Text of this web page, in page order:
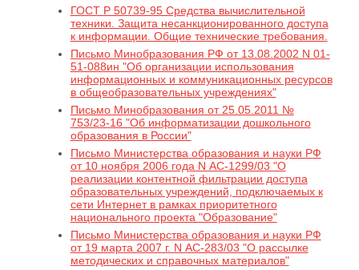
ГОСТ Р 50739-95 Средства вычислительной
техники. Защита несанкционированного доступа
к информации. Общие технические требования.
Письмо Минобразования РФ от 13.08.2002 N 01-
51-088ин "Об организации использования
информационных и коммуникационных ресурсов
в общеобразовательных учреждениях"
Письмо Минобразования от 25.05.2011 №
753/23-16 "Об информатизации дошкольного
образования в России"
Письмо Министерства образования и науки РФ
от 10 ноября 2006 года N АС-1299/03 "О
реализации контентной фильтрации доступа
образовательных учреждений, подключаемых к
сети Интернет в рамках приоритетного
национального проекта "Образование"
Письмо Министерства образования и науки РФ
от 19 марта 2007 г. N АС-283/03 "О рассылке
методических и справочных материалов"